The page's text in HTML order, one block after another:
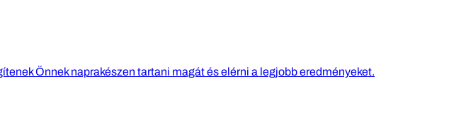
Önnek naprakészen tartani magát és elérni a legjobb eredményeket.